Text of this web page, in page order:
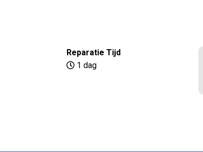
Reparatie Tijd
1 dag